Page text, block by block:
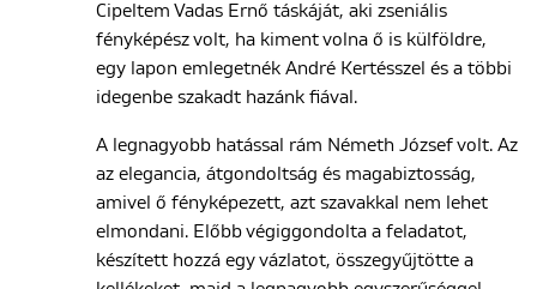
Cipeltem Vadas Ernő táskáját, aki zseniális
fényképész volt, ha kiment volna ő is külföldre,
egy lapon emlegetnék André Kertésszel és a többi
idegenbe szakadt hazánk fiával.
A legnagyobb hatással rám Németh József volt. Az
az elegancia, átgondoltság és magabiztosság,
amivel ő fényképezett, azt szavakkal nem lehet
elmondani. Előbb végiggondolta a feladatot,
készített hozzá egy vázlatot, összegyűjtötte a